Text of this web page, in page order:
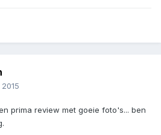
prima review met goeie foto's... ben